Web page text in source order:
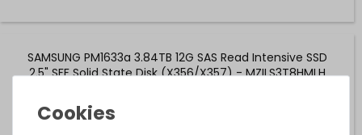
SAMSUNG PM1633a 3.84TB 12G SAS Read Intensive SSD
2.5" SFF Solid State Disk (X356/X357) - MZILS3T8HMLH